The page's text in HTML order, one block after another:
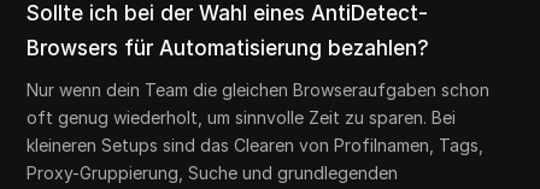
Sollte ich bei der Wahl eines AntiDetect-
Browsers für Automatisierung bezahlen?
Nur wenn dein Team die gleichen Browseraufgaben schon
oft genug wiederholt, um sinnvolle Zeit zu sparen. Bei
kleineren Setups sind das Clearen von Profilnamen, Tags,
Proxy-Gruppierung, Suche und grundlegenden